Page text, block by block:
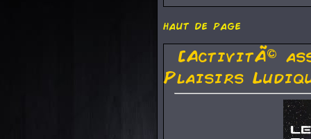
haut de page
[ActivitÃ©
Plaisirs